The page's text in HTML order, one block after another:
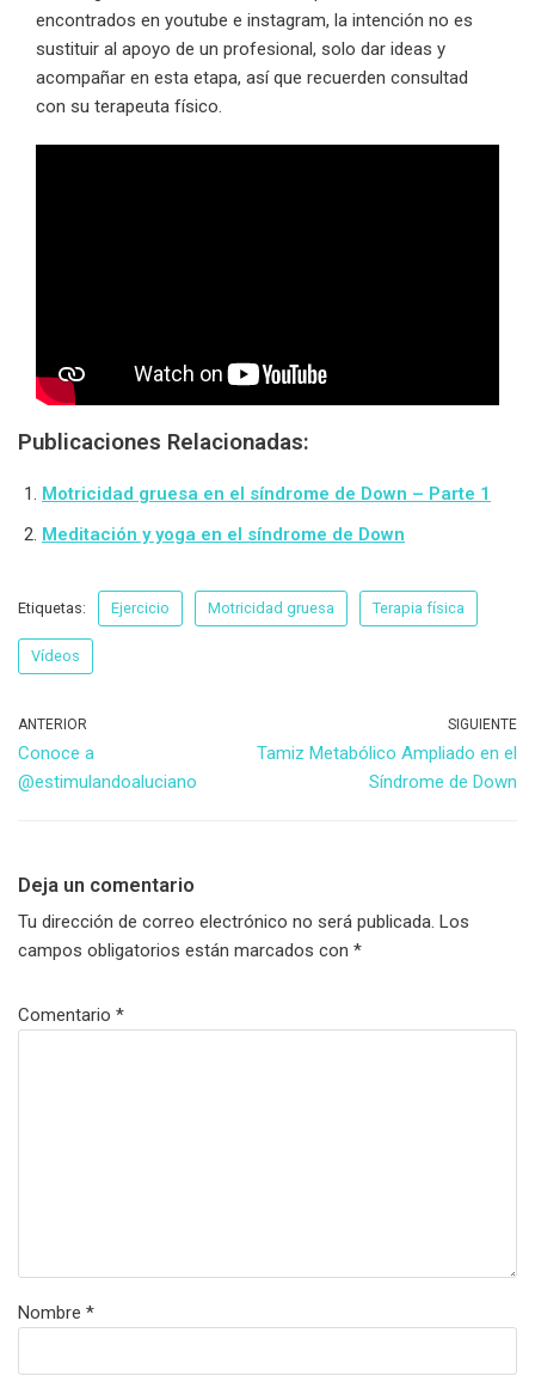
encontrados en youtube e instagram, la intención no es
sustituir al apoyo de un profesional, solo dar ideas y
acompañar en esta etapa, así que recuerden consultad
con su terapeuta físico.
Publicaciones Relacionadas:
Motricidad gruesa en el síndrome de Down – Parte 1
Meditación y yoga en el síndrome de Down
Etiquetas: Ejercicio Motricidad gruesa Terapia física
Vídeos
ANTERIOR
Conoce a
@estimulandoaluciano
SIGUIENTE
Tamiz Metabólico Ampliado en el
Síndrome de Down
Deja un comentario
Tu dirección de correo electrónico no será publicada. Los
campos obligatorios están marcados con *
Comentario *
Nombre *